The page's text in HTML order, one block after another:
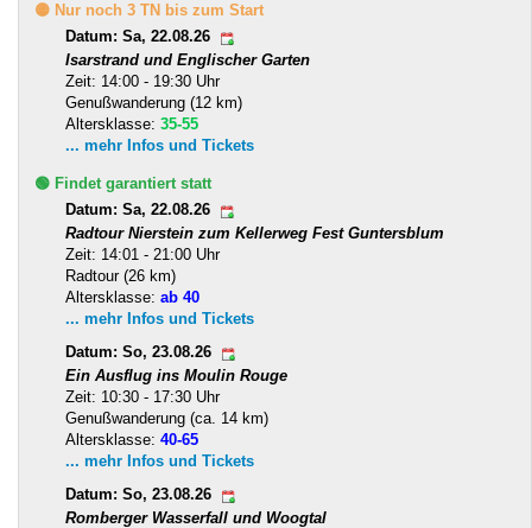
🟡 Nur noch 3 TN bis zum Start
Datum: Sa, 22.08.26
Isarstrand und Englischer Garten
Zeit: 14:00 - 19:30 Uhr
Genußwanderung (12 km)
Altersklasse: 35-55
... mehr Infos und Tickets
🟢 Findet garantiert statt
Datum: Sa, 22.08.26
Radtour Nierstein zum Kellerweg Fest Guntersblum
Zeit: 14:01 - 21:00 Uhr
Radtour (26 km)
Altersklasse: ab 40
... mehr Infos und Tickets
Datum: So, 23.08.26
Ein Ausflug ins Moulin Rouge
Zeit: 10:30 - 17:30 Uhr
Genußwanderung (ca. 14 km)
Altersklasse: 40-65
... mehr Infos und Tickets
Datum: So, 23.08.26
Romberger Wasserfall und Woogtal